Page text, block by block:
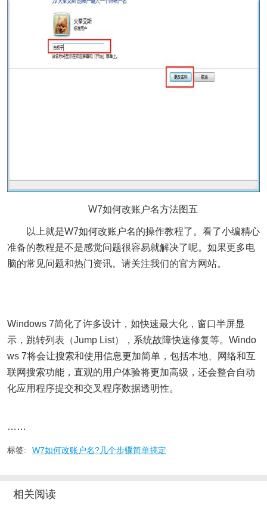
W7如何改账户名方法图五
以上就是W7如何改账户名的操作教程了。看了小编精心
准备的教程是不是感觉问题很容易就解决了呢。如果更多电
脑的常见问题和热门资讯。请关注我们的官方网站。
Windows 7简化了许多设计，如快速最大化，窗口半屏显
示，跳转列表（Jump List），系统故障快速修复等。Windo
ws 7将会让搜索和使用信息更加简单，包括本地、网络和互
联网搜索功能，直观的用户体验将更加高级，还会整合自动
化应用程序提交和交叉程序数据透明性。
……
标签: W7如何改账户名?几个步骤简单搞定
相关阅读